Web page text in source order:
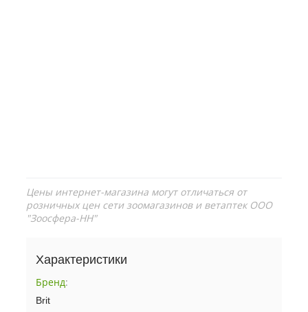
Цены интернет-магазина могут отличаться от
розничных цен сети зоомагазинов и ветаптек ООО
"Зоосфера-НН"
Характеристики
Бренд:
Brit